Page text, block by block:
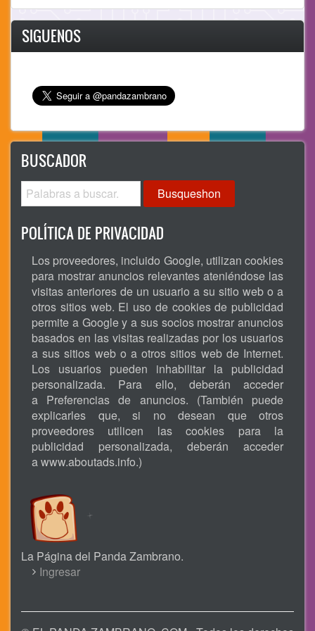
SIGUENOS
BUSCADOR
Busqueshon
POLÍTICA DE PRIVACIDAD
Los proveedores, incluido Google, utilizan cookies
para mostrar anuncios relevantes ateniéndose las
visitas anteriores de un usuario a su sitio web o a
otros sitios web. El uso de cookies de publicidad
permite a Google y a sus socios mostrar anuncios
basados en las visitas realizadas por los usuarios
a sus sitios web o a otros sitios web de Internet.
Los usuarios pueden inhabilitar la publicidad
personalizada. Para ello, deberán acceder
a Preferencias de anuncios. (También puede
explicarles que, si no desean que otros
proveedores utilicen las cookies para la
publicidad personalizada, deberán acceder
awww.aboutads.info.)
La Página del Panda Zambrano.
USER
MENU
Ingresar